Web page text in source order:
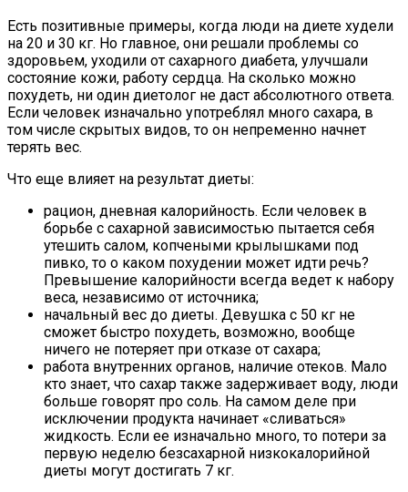
Есть позитивные примеры, когда люди на диете худели
на 20 и 30 кг. Но главное, они решали проблемы со
здоровьем, уходили от сахарного диабета, улучшали
состояние кожи, работу сердца. На сколько можно
похудеть, ни один диетолог не даст абсолютного ответа.
Если человек изначально употреблял много сахара, в
том числе скрытых видов, то он непременно начнет
терять вес.
Что еще влияет на результат диеты:
рацион, дневная калорийность. Если человек в
борьбе с сахарной зависимостью пытается себя
утешить салом, копчеными крылышками под
пивко, то о каком похудении может идти речь?
Превышение калорийности всегда ведет к набору
веса, независимо от источника;
начальный вес до диеты. Девушка с 50 кг не
сможет быстро похудеть, возможно, вообще
ничего не потеряет при отказе от сахара;
работа внутренних органов, наличие отеков. Мало
кто знает, что сахар также задерживает воду, люди
больше говорят про соль. На самом деле при
исключении продукта начинает «сливаться»
жидкость. Если ее изначально много, то потери за
первую неделю безсахарной низкокалорийной
диеты могут достигать 7 кг.